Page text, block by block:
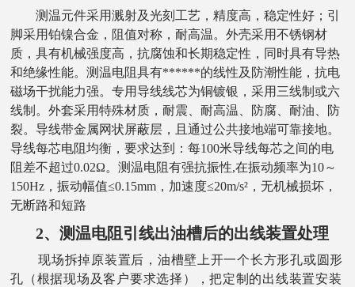
测温元件采用溅射及光刻工艺，精度高，稳定性好；引
脚采用铂镍合金，阻值对称，耐高温。外壳采用不锈钢材
质，具有机械强度高，抗腐蚀和长期稳定性，同时具有导热
和绝缘性能。测温电阻具有******的线性及防潮性能，抗电
磁场干扰能力强。专用导线线芯为铜镀银，采用三线制或六
线制。外套采用特殊材质，耐震、耐高温、防腐、耐油、防
裂。导线带金属网状屏蔽层，且通过公共接地端可靠接地。
导线每芯电阻均衡，要求达到：每100米导线每芯之间的电
阻差不超过0.02Ω。测温电阻有强抗振性,在振动频率为10～
150Hz，振动幅值≤0.15mm，加速度≤20m/s²，无机械损坏，
无断路和短路
2、测温电阻引线出油槽后的出线装置处理
现场拆掉原装置后，油槽壁上开一个长方形孔或圆形
孔（根据现场及客户要求选择），把定制的出线装置安装